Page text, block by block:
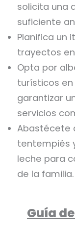
solicita una
suficiente
Planifica un
trayectos
Opta por
turísticos
garantizar
servicios
Abastécete
tentempiés
leche para
de la familia.
Guía